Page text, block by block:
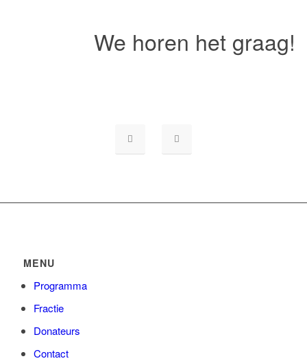
We horen het graag!
MENU
Programma
Fractie
Donateurs
Contact